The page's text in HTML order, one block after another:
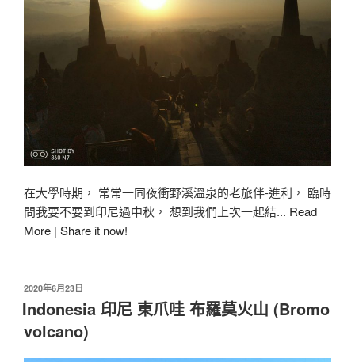
在大學時期， 常常一同夜衝野溪溫泉的老旅伴-進利， 臨時
問我要不要到印尼過中秋， 想到我們上次一起結... Read
More | Share it now!
2020年6月23日
Indonesia 印尼 東爪哇 布羅莫火山 (Bromo
volcano)